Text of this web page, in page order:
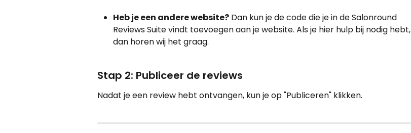
Heb je een andere website? Dan kun je de code die je in de Salonround
Reviews Suite vindt toevoegen aan je website. Als je hier hulp bij nodig hebt,
dan horen wij het graag.
Stap 2: Publiceer de reviews
Nadat je een review hebt ontvangen, kun je op "Publiceren" klikken.